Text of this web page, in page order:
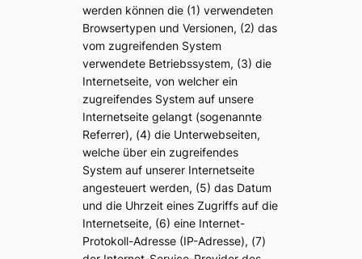
werden können die (1) verwendeten
Browsertypen und Versionen, (2) das
vom zugreifenden System
verwendete Betriebssystem, (3) die
Internetseite, von welcher ein
zugreifendes System auf unsere
Internetseite gelangt (sogenannte
Referrer), (4) die Unterwebseiten,
welche über ein zugreifendes
System auf unserer Internetseite
angesteuert werden, (5) das Datum
und die Uhrzeit eines Zugriffs auf die
Internetseite, (6) eine Internet-
Protokoll-Adresse (IP-Adresse), (7)